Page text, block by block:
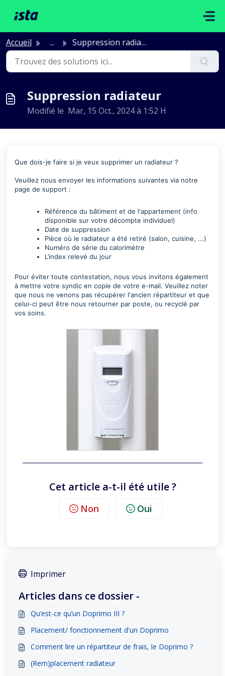
Accueil ... Suppression radiateur
Suppression radiateur
Modifié le Mar, 15 Oct., 2024 à 1:52 H
Que dois-je faire si je veux supprimer un radiateur ?
Veuillez nous envoyer les informations suivantes via notre
page de support :
Référence du bâtiment et de l'appartement (info
disponible sur votre décompte individuel)
Date de suppression
Pièce où le radiateur a été retiré (salon, cuisine, ...)
Numéro de série du calorimètre
L’index relevé du jour
Pour éviter toute contestation, nous vous invitons également
à mettre votre syndic en copie de votre e-mail. Veuillez noter
que nous ne venons pas récupérer l'ancien répartiteur et que
celui-ci peut être nous retourner par poste, ou recyclé par
vos soins.
Cet article a-t-il été utile ?
Non Oui
Imprimer
Articles dans ce dossier -
Qu’est-ce qu’un Doprimo III ?
Placement/ fonctionnement d'un Doprimo
Comment lire un répartiteur de frais, le Doprimo ?
(Rem)placement radiateur